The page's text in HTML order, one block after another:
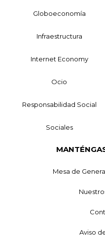
Globoeconomía
Infraestructura
Internet Economy
Ocio
Responsabilidad Social
Sociales
Mesa de
Aviso